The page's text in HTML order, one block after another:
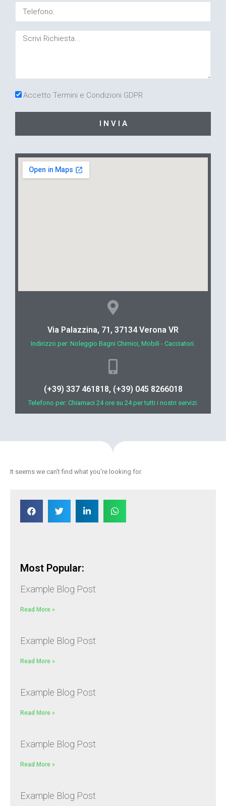
Accetto Termini e Condizioni GDPR
I N V I A
Via Palazzina, 71, 37134 Verona VR
Indirizzo per: Noleggio Bagni Chimici, Mobili - Cacciatori.
(+39) 337 461818, (+39) 045 8266018
Telefono per: Chiamaci 24 ore su 24 per tutti i nostri servizi.
It seems we can't find what you're looking for.
Most Popular:
Example Blog Post
Read More »
Example Blog Post
Read More »
Example Blog Post
Read More »
Example Blog Post
Read More »
Example Blog Post